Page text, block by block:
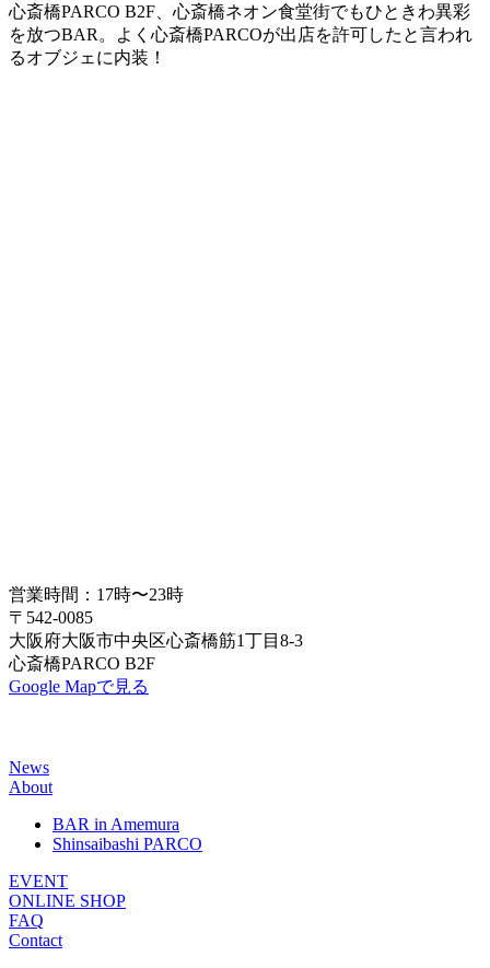
心斎橋PARCO B2F、心斎橋ネオン食堂街でもひときわ異彩
を放つBAR。よく心斎橋PARCOが出店を許可したと言われ
るオブジェに内装！
営業時間：17時〜23時
〒542-0085
大阪府大阪市中央区心斎橋筋1丁目8-3
心斎橋PARCO B2F
Google Mapで見る
News
About
BAR in Amemura
Shinsaibashi PARCO
EVENT
ONLINE SHOP
FAQ
Contact